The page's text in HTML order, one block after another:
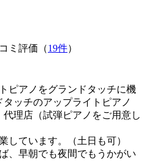
ミ評価（19件）
ピアノをグランドタッチに機
ッチのアップライトピアノ
理店（試弾ピアノをご用意し
しています。（土日も可）
、早朝でも夜間でもうかがい